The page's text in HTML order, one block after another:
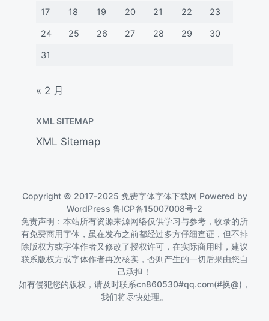
17 18 19 20 21 22 23
24 25 26 27 28 29 30
31
« 2 月
XML SITEMAP
XML Sitemap
Copyright © 2017-2025 免费字体字体下载网 Powered by
WordPress 鲁ICP备15007008号-2
免责声明：本站所有资源来源网络仅供学习与参考，收录的所
有免费商用字体，虽在发布之前都经过多方仔细查证，但不排
除版权方或字体作者又修改了授权许可，在实际商用时，建议
联系版权方或字体作者再次核实，否则产生的一切后果由您自
己承担！
如有侵犯您的版权，请及时联系cn860530#qq.com(#换@)，
我们将尽快处理。